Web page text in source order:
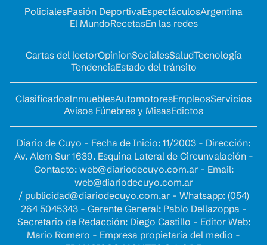
PolicialesPasión DeportivaEspectáculosArgentina
El MundoRecetasEn las redes
Cartas del lectorOpinionSocialesSaludTecnología
TendenciaEstado del tránsito
ClasificadosInmueblesAutomotoresEmpleosServicios
Avisos Fúnebres y MisasEdictos
Diario de Cuyo - Fecha de Inicio: 11/2003 - Dirección:
Av. Alem Sur 1639. Esquina Lateral de Circunvalación -
Contacto: web@diariodecuyo.com.ar- Email:
web@diariodecuyo.com.ar
/ publicidad@diariodecuyo.com.ar- Whatsapp: (054)
264 5045343 - Gerente General: Pablo Dellazoppa -
Secretario de Redacción: Diego Castillo - Editor Web:
Mario Romero - Empresa propietaria del medio -